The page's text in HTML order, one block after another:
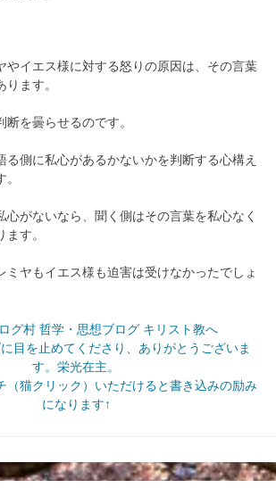
やイエス様に対する怒りの原因は、その言葉
ます。
を曇らせるのです。
る側に私心があるかないかを判断する心構え
心がないなら、聞く側はその言葉を私心なく
す。
ミヤもイエス様も迫害は受けなかったでしょ
目を止めてくださり、ありがとうございま
す。栄光在主。
猫クリック）いただけると書き込みの励み
になります↑